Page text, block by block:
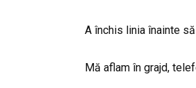
A închis linia înainte
Mă aflam în grajd,